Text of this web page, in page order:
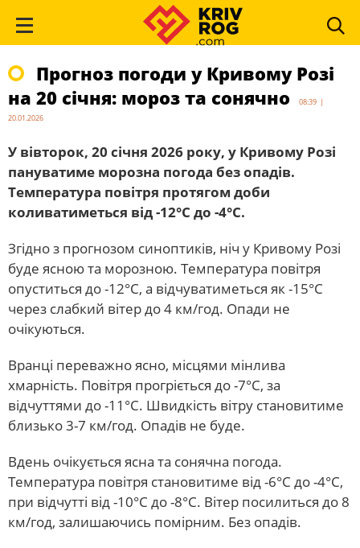
Прогноз погоди у Кривому Розі
на 20 січня: мороз та сонячно
08:39 |
20.01.2026
У вівторок, 20 січня 2026 року, у Кривому Розі
пануватиме морозна погода без опадів.
Температура повітря протягом доби
коливатиметься від -12°C до -4°C.
Згідно з прогнозом синоптиків, ніч у Кривому Розі
буде ясною та морозною. Температура повітря
опуститься до -12°C, а відчуватиметься як -15°C
через слабкий вітер до 4 км/год. Опади не
очікуються.
Вранці переважно ясно, місцями мінлива
хмарність. Повітря прогріється до -7°C, за
відчуттями до -11°C. Швидкість вітру становитиме
близько 3-7 км/год. Опадів не буде.
Вдень очікується ясна та сонячна погода.
Температура повітря становитиме від -6°C до -4°C,
при відчутті від -10°C до -8°C. Вітер посилиться до 8
км/год, залишаючись помірним. Без опадів.